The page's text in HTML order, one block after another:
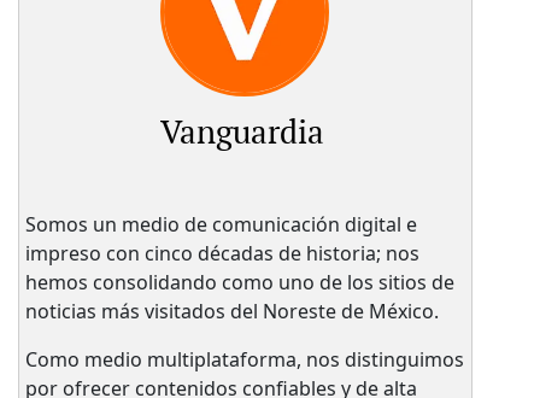
Vanguardia
Somos un medio de comunicación digital e
impreso con cinco décadas de historia; nos
hemos consolidando como uno de los sitios de
noticias más visitados del Noreste de México.
Como medio multiplataforma, nos distinguimos
por ofrecer contenidos confiables y de alta